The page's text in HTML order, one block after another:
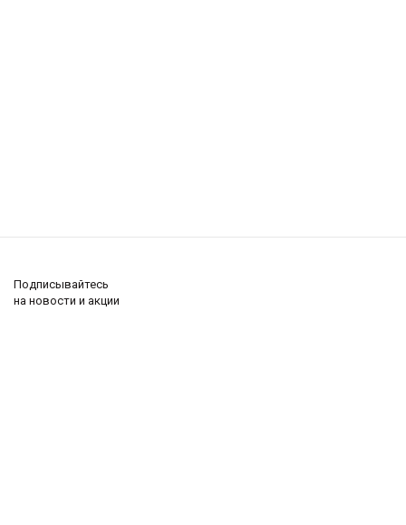
Подписывайтесь
на новости и акции